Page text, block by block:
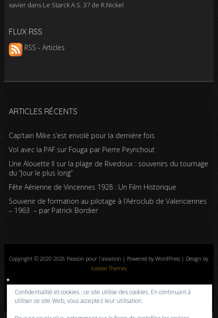
xavierdans Le Starck A.S. 37 de R.Nickel
FLUX RSS
RSS - Articles
ARTICLES RÉCENTS
Cap’tain Mike s’est envolé pour la dernière fois
Vol avec la PAF sur Fouga par Pierre Peyrichout
Une Alouette II sur la plage de Rivedoux : souvenirs du tournage
du “Jour le plus long”
Fête Aérienne de Vincennes 1928 : Un Film Historique
Souvenir de formation au pilotage à l’Aéroclub de Valenciennes
– 1963 – par Patrick Bordier
Copyright © 2020-2026 Passion pour l'aviation | Powered by WordPress | Design by
Iceable Themes
Accueil Blog Albums photos Histoires de l’aviation
Contrôle aérien
Livres
Liens Contact Politique de confidentialité
Confidentialité et cookies : ce site utilise des cookies. En continuant à
utiliser ce site Web, vous acceptez leur utilisation.